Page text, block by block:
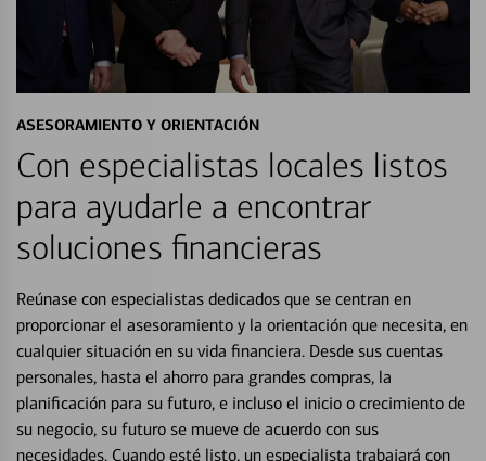
ASESORAMIENTO Y ORIENTACIÓN
Con especialistas locales listos
para ayudarle a encontrar
soluciones financieras
Reúnase con especialistas dedicados que se centran en
proporcionar el asesoramiento y la orientación que necesita, en
cualquier situación en su vida financiera. Desde sus cuentas
personales, hasta el ahorro para grandes compras, la
planificación para su futuro, e incluso el inicio o crecimiento de
su negocio, su futuro se mueve de acuerdo con sus
necesidades. Cuando esté listo, un especialista trabajará con